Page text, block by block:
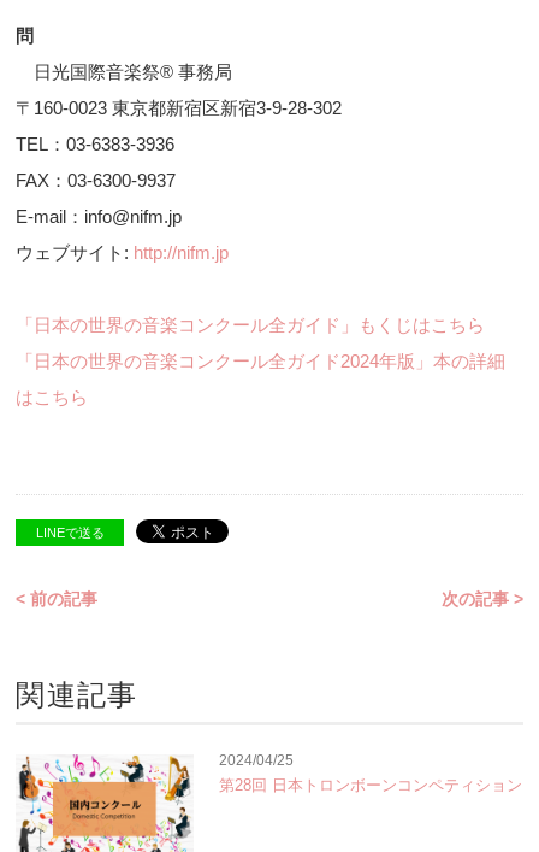
問
日光国際音楽祭® 事務局
〒160-0023 東京都新宿区新宿3-9-28-302
TEL：03-6383-3936
FAX：03-6300-9937
E-mail：info@nifm.jp
ウェブサイト: http://nifm.jp
「日本の世界の音楽コンクール全ガイド」もくじはこちら
「日本の世界の音楽コンクール全ガイド2024年版」本の詳細
はこちら
LINEで送る
< 前の記事 次の記事 >
関連記事
2024/04/25
第28回 日本トロンボーンコンペティション